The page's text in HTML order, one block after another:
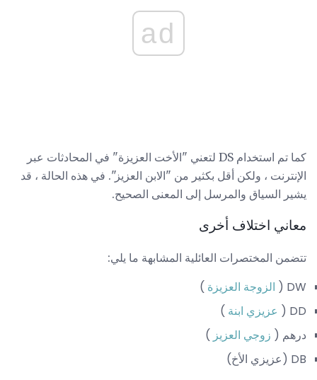
ad
كما تم استخدام DS لتعني "الأخت العزيزة" في المحادثات عبر
الإنترنت ، ولكن أقل بكثير من "الابن العزيز". في هذه الحالة ، قد
يشير السياق والمرسل إلى المعنى الصحيح.
معاني اختلاف أخرى
تتضمن المختصرات العائلية المشابهة ما يلي:
DW ( الزوجة العزيزة )
DD (
عزيزي ابنة )
درهم ( زوجي العزيز )
DB (عزيزي الأخ)